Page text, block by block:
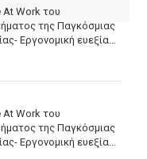
At Work του
της Παγκόσμιας
Εργονομική ευεξία...
At Work του
της Παγκόσμιας
Εργονομική ευεξία...